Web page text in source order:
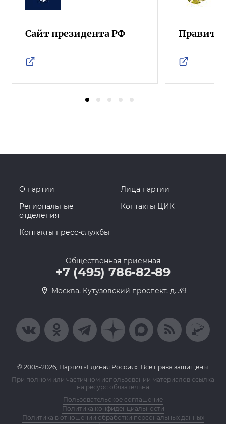
Сайт президента РФ
О партии
Лица партии
Региональные
отделения
Контакты ЦИК
Контакты пресс-службы
Общественная приемная
+7 (495) 786-82-89
Москва, Кутузовский проспект, д. 39
© 2005-2026, Партия «Единая Россия». Все права защищены.
При полном или частичном использовании материалов ссылка
на ресурс обязательна
Пользовательское соглашение
Политика конфиденциальности
Политика в отношении обработки персональных данных